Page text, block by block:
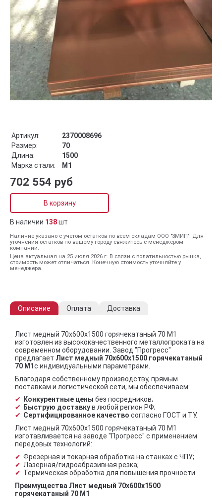
Артикул:
2370008696
Размер:
70
Длина:
1500
Марка стали:
М1
702 554 руб
В корзину
В наличии 138шт
Наличие указано с учетом остатков по всем складам ООО "ЗМИП". Для
уточнения остатков по вашему городу свяжитесь с менеджером
компании.
Цена актуальная на 25 июля 2026 г. В связи с волатильностью рынка,
стоимость может отличаться. Конечную стоимость уточняйте у
менеджера.
Описание Оплата Доставка
Лист медный 70х600х1500 горячекатаный 70 М1
изготовлен из высококачественного металлопроката на
современном оборудовании. Завод "Прогресс"
предлагает Лист медный 70х600х1500 горячекатаный
70 М1с индивидуальными параметрами.
Благодаря собственному производству, прямым
поставкам и логистической сети, мы обеспечиваем:
Конкурентные цены без посредников;
Быструю доставкув любой регион РФ;
Сертифицированное качество согласно ГОСТ и ТУ.
Лист медный 70х600х1500 горячекатаный 70 М1
изготавливается на заводе "Прогресс" с применением
передовых технологий:
Фрезерная и токарная обработка на станках с ЧПУ;
Лазерная/гидроабразивная резка;
Термическая обработка для повышения прочности.
Преимущества Лист медный 70х600х1500
горячекатаный 70 М1